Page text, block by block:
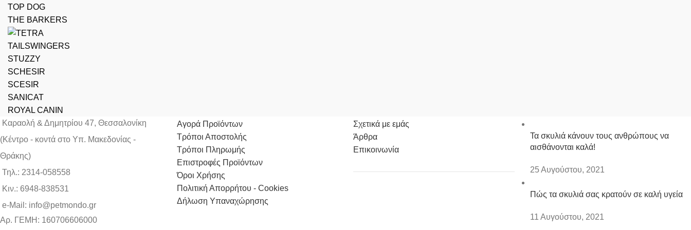
TOP DOG
THE BARKERS
TAILSWINGERS
STUZZY
SCHESIR
SCESIR
SANICAT
ROYAL CANIN
Καραολή & Δημητρίου 47, Θεσσαλονίκη
(Kέντρο - κοντά στο Yπ. Μακεδονίας -
Θράκης)
Τηλ.: 2314-058558
Κιν.: 6948-838531
e-Mail: info@petmondo.gr
Aρ. ΓΕΜΗ: 160706606000
Αγορά Προϊόντων
Τρόποι Αποστολής
Τρόποι Πληρωμής
Επιστροφές Προϊόντων
Όροι Χρήσης
Πολιτική Απορρήτου - Cookies
Δήλωση Υπαναχώρησης
Σχετικά με εμάς
Άρθρα
Επικοινωνία
Τα σκυλιά κάνουν τους ανθρώπους να
αισθάνονται καλά!
25 Αυγούστου, 2021
Πώς τα σκυλιά σας κρατούν σε καλή υγεία
11 Αυγούστου, 2021